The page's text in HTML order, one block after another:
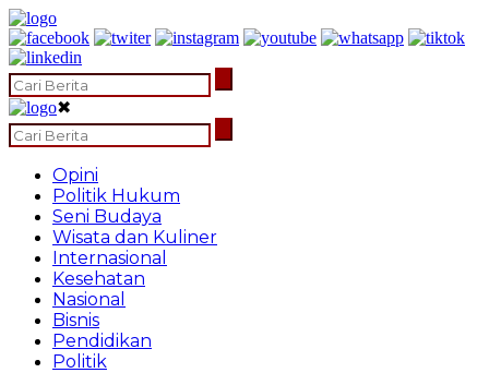
✖
Opini
Politik Hukum
Seni Budaya
Wisata dan Kuliner
Internasional
Kesehatan
Nasional
Bisnis
Pendidikan
Politik